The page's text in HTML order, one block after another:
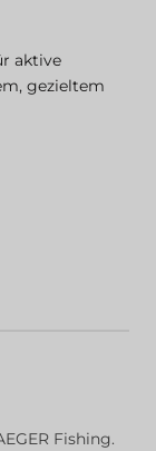
aktive
gezieltem
Fishing.